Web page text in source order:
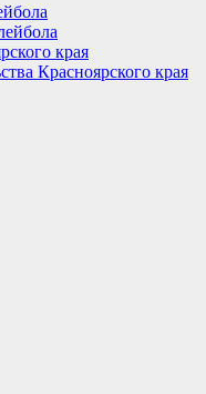
края
Красноярского края